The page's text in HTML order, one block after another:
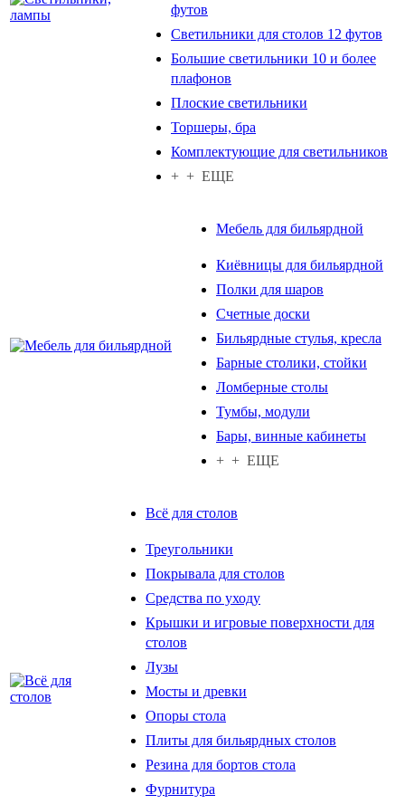
футов
Светильники для столов 12 футов
Большие светильники 10 и более
плафонов
Плоские светильники
Торшеры, бра
Комплектующие для светильников
+ + ЕЩЕ
Мебель для бильярдной
Киёвницы для бильярдной
Полки для шаров
Счетные доски
Бильярдные стулья, кресла
Барные столики, стойки
Ломберные столы
Тумбы, модули
Бары, винные кабинеты
+ + ЕЩЕ
Всё для столов
Треугольники
Покрывала для столов
Средства по уходу
Крышки и игровые поверхности для
столов
Лузы
Мосты и древки
Опоры стола
Плиты для бильярдных столов
Резина для бортов стола
Фурнитура